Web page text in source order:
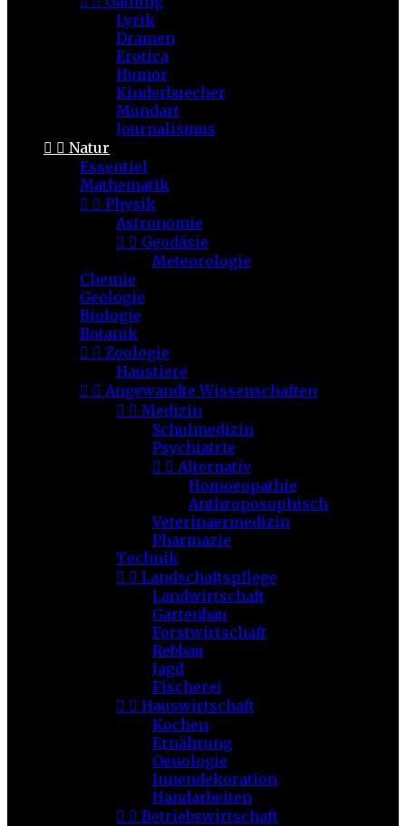
Lyrik
Dramen
Erotica
Humor
Kinderbuecher
Mundart
Journalismus
  Natur
Essentiel
Mathematik
  Physik
Astronomie
  Geodäsie
Meteorologie
Chemie
Geologie
Biologie
Botanik
  Zoologie
Haustiere
  Angewandte Wissenschaften
  Medizin
Schulmedizin
Psychiatrie
  Alternativ
Homoeopathie
Anthroposophisch
Veterinaermedizin
Pharmazie
Technik
  Landschaftspflege
Landwirtschaft
Gartenbau
Forstwirtschaft
Rebbau
Jagd
Fischerei
  Hauswirtschaft
Kochen
Ernährung
Oenologie
Innendekoration
Handarbeiten
  Betriebswirtschaft